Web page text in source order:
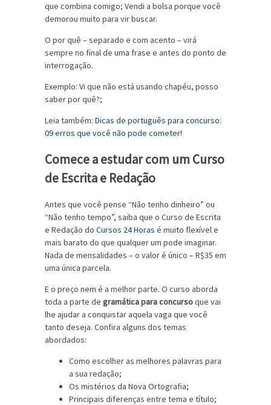
que combina comigo; Vendi a bolsa porque você
demorou muito para vir buscar.
O por quê – separado e com acento – virá
sempre no final de uma frase e antes do ponto de
interrogação.
Exemplo: Vi que não está usando chapéu, posso
saber por quê?;
Leia também: Dicas de português para concurso:
09 erros que você não pode cometer!
Comece a estudar com um Curso
de Escrita e Redação
Antes que você pense “Não tenho dinheiro” ou
“Não tenho tempo”, saiba que o Curso de Escrita
e Redação do Cursos 24 Horas é muito flexível e
mais barato do que qualquer um pode imaginar.
Nada de mensalidades – o valor é único – R$35 em
uma única parcela.
E o preço nem é a melhor parte. O curso aborda
toda a parte de gramática para concursoque vai
lhe ajudar a conquistar aquela vaga que você
tanto deseja. Confira alguns dos temas
abordados:
Como escolher as melhores palavras para
a sua redação;
Os mistérios da Nova Ortografia;
Principais diferenças entre tema e título;